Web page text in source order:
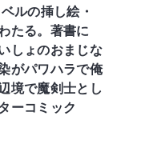
ルの挿し絵・
たる。著書に
しょのおまじな
がパワハラで俺
境で魔剣士とし
ーコミック